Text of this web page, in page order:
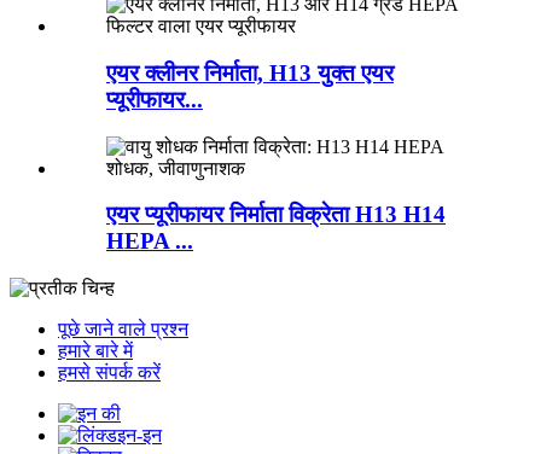
एयर क्लीनर निर्माता, H13 युक्त एयर
प्यूरीफायर...
एयर प्यूरीफायर निर्माता विक्रेता H13 H14
HEPA ...
पूछे जाने वाले प्रश्न
हमारे बारे में
हमसे संपर्क करें